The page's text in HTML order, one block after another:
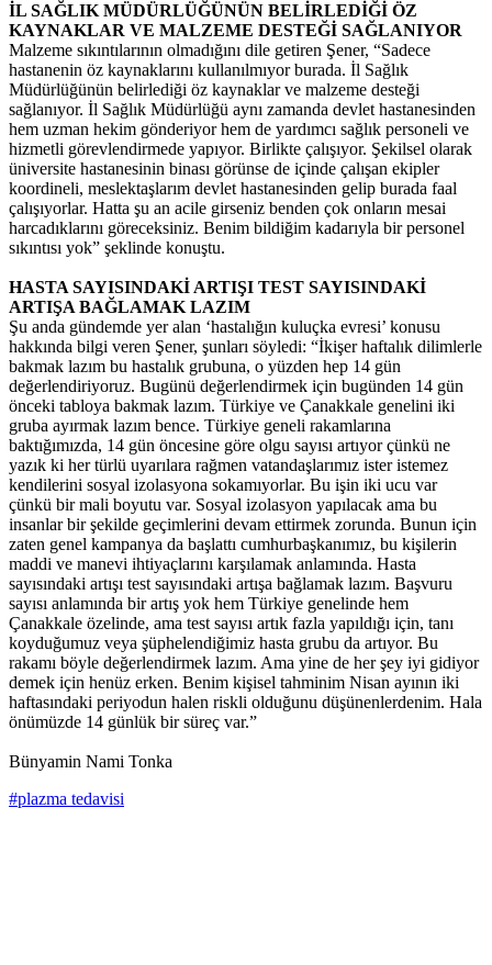
İL SAĞLIK MÜDÜRLÜĞÜNÜN BELİRLEDİĞİ ÖZ
KAYNAKLAR VE MALZEME DESTEĞİ SAĞLANIYOR
Malzeme sıkıntılarının olmadığını dile getiren Şener, “Sadece
hastanenin öz kaynaklarını kullanılmıyor burada. İl Sağlık
Müdürlüğünün belirlediği öz kaynaklar ve malzeme desteği
sağlanıyor. İl Sağlık Müdürlüğü aynı zamanda devlet hastanesinden
hem uzman hekim gönderiyor hem de yardımcı sağlık personeli ve
hizmetli görevlendirmede yapıyor. Birlikte çalışıyor. Şekilsel olarak
üniversite hastanesinin binası görünse de içinde çalışan ekipler
koordineli, meslektaşlarım devlet hastanesinden gelip burada faal
çalışıyorlar. Hatta şu an acile girseniz benden çok onların mesai
harcadıklarını göreceksiniz. Benim bildiğim kadarıyla bir personel
sıkıntısı yok” şeklinde konuştu.
HASTA SAYISINDAKİ ARTIŞI TEST SAYISINDAKİ
ARTIŞA BAĞLAMAK LAZIM
Şu anda gündemde yer alan ‘hastalığın kuluçka evresi’ konusu
hakkında bilgi veren Şener, şunları söyledi: “İkişer haftalık dilimlerle
bakmak lazım bu hastalık grubuna, o yüzden hep 14 gün
değerlendiriyoruz. Bugünü değerlendirmek için bugünden 14 gün
önceki tabloya bakmak lazım. Türkiye ve Çanakkale genelini iki
gruba ayırmak lazım bence. Türkiye geneli rakamlarına
baktığımızda, 14 gün öncesine göre olgu sayısı artıyor çünkü ne
yazık ki her türlü uyarılara rağmen vatandaşlarımız ister istemez
kendilerini sosyal izolasyona sokamıyorlar. Bu işin iki ucu var
çünkü bir mali boyutu var. Sosyal izolasyon yapılacak ama bu
insanlar bir şekilde geçimlerini devam ettirmek zorunda. Bunun için
zaten genel kampanya da başlattı cumhurbaşkanımız, bu kişilerin
maddi ve manevi ihtiyaçlarını karşılamak anlamında. Hasta
sayısındaki artışı test sayısındaki artışa bağlamak lazım. Başvuru
sayısı anlamında bir artış yok hem Türkiye genelinde hem
Çanakkale özelinde, ama test sayısı artık fazla yapıldığı için, tanı
koyduğumuz veya şüphelendiğimiz hasta grubu da artıyor. Bu
rakamı böyle değerlendirmek lazım. Ama yine de her şey iyi gidiyor
demek için henüz erken. Benim kişisel tahminim Nisan ayının iki
haftasındaki periyodun halen riskli olduğunu düşünenlerdenim. Hala
önümüzde 14 günlük bir süreç var.”
Bünyamin Nami Tonka
#plazma tedavisi